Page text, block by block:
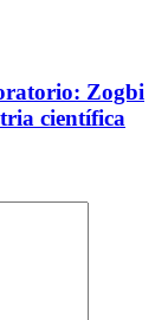
Zogbi
científica